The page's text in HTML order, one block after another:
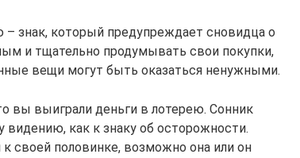
знак, который предупреждает сновидца о
и тщательно продумывать свои покупки,
вещи могут быть оказаться ненужными.
вы выиграли деньги в лотерею. Сонник
как к знаку об осторожности.
своей половинке, возможно она или он